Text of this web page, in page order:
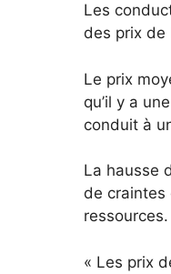
Les
des prix de
Le prix
qu’il y a
conduit à
La hausse
de craintes
ressources.
« Les prix